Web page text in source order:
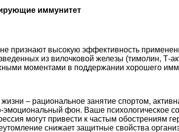
иммунитет
признают высокую эффективность
из вилочковой железы (тимолин, Т-
моментами в поддержании хорошего
– рациональное занятие спортом,
фон. Ваше психологическое
могут привести к частым обострениям
снижает защитные свойства